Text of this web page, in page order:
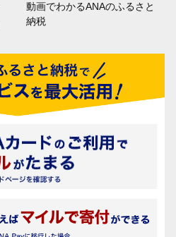
動画でわかるANAのふるさと
納税